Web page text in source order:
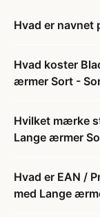
Hvad er navnet
Hvad koster
ærmer Sort -
Hvilket mærke
Lange ærmer
Hvad er EAN /
med Lange